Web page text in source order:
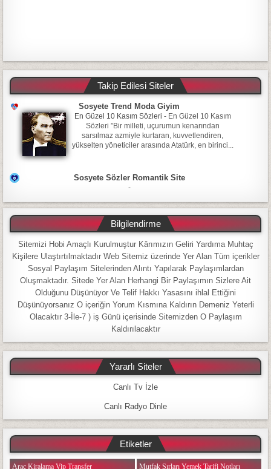
Takip Edilesi Siteler
Sosyete Trend Moda Giyim
En Güzel 10 Kasım Sözleri - En Güzel 10 Kasım
Sözleri ”Bir milleti, uçurumun kenarından
sarsılmaz azmiyle kurtaran, kuvvetlendiren,
yükselten yöneticiler arasında Atatürk, en birinci...
Sosyete Sözler Romantik Site
-
Bilgilendirme
Sitemizi Hobi Amaçlı Kurulmuştur Kârımızın Geliri Yardıma Muhtaç
Kişilere Ulaştırtılmaktadır Web Sitemiz üzerinde Yer Alan Tüm içerikler
Sosyal Paylaşım Sitelerinden Alıntı Yapılarak Paylaşımlardan
Oluşmaktadır. Sitede Yer Alan Herhangi Bir Paylaşımın Sizlere Ait
Olduğunu Düşünüyor Ve Telif Hakkı Yasasını ihlal Ettiğini
Düşünüyorsanız O içeriğin Yorum Kısmına Kaldırın Demeniz Yeterli
Olacaktır 3-İle-7 ) iş Günü içerisinde Sitemizden O Paylaşım
Kaldırılacaktır
Yararlı Siteler
Canlı Tv İzle
Canlı Radyo Dinle
Etiketler
Araç Kiralama Vip Transfer Mutfak Sırları Yemek Tarifi Notları